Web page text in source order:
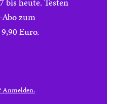
zum
Euro.
Anmelden.